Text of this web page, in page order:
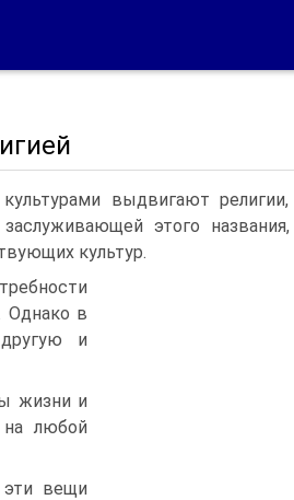
выдвигают
этого
культур.
Однако в
и
жизни и
любой
вещи